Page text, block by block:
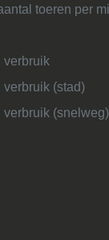
toeren per
verbruik
verbruik (stad)
verbruik (snelweg)